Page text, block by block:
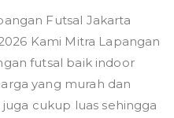
Futsal Jakarta
Kami Mitra Lapangan
futsal baik indoor
yang murah dan
cukup luas sehingga